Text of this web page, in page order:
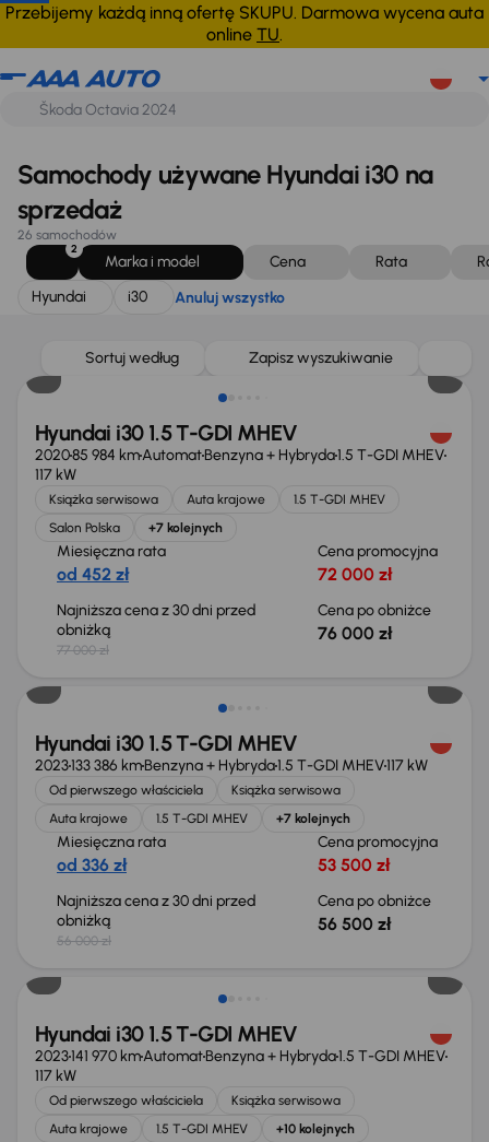
Przebijemy każdą inną ofertę SKUPU. Darmowa wycena auta
online TU.
Hyundai i30 Anuluj wszystko
Samochody używane Hyundai i30 na
sprzedaż
26 samochodów
2
Marka i model Cena Rata
Hyundai
i30 Anuluj wszystko
Sortuj według Zapisz wyszukiwanie
Taniej o 1 000 zł
Hyundai i30 1.5 T-GDI MHEV
202085 984 kmAutomatBenzyna + Hybryda1.5 T-GDI MHEV
117 kW
Książka serwisowa Auta krajowe
1.5 T-GDI MHEV
Salon Polska
+7 kolejnych
Miesięczna rata
od 452 zł
Cena promocyjna
72 000 zł
Najniższa cena z 30 dni przed
obniżką
77 000 zł
Cena po obniżce
76 000 zł
Możliwość odliczenia VAT
Hyundai i30 1.5 T-GDI MHEV
2023133 386 kmBenzyna + Hybryda1.5 T-GDI MHEV117 kW
Od pierwszego właściciela
Książka serwisowa
Auta krajowe
1.5 T-GDI MHEV +7 kolejnych
Miesięczna rata
od 336 zł
Cena promocyjna
53 500 zł
Najniższa cena z 30 dni przed
obniżką
56 000 zł
Cena po obniżce
56 500 zł
Możliwość odliczenia VAT
Hyundai i30 1.5 T-GDI MHEV
2023141 970 kmAutomatBenzyna + Hybryda1.5 T-GDI MHEV
117 kW
Od pierwszego właściciela
Książka serwisowa
Auta krajowe
1.5 T-GDI MHEV +10 kolejnych